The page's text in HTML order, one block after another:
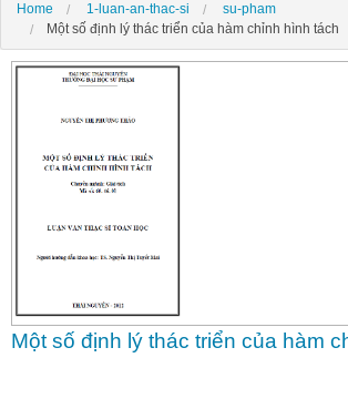
Home 1-luan-an-thac-si
su-pham
Một số định lý thác triển của hàm chỉnh hình tách
Một số định lý thác triển của hàm